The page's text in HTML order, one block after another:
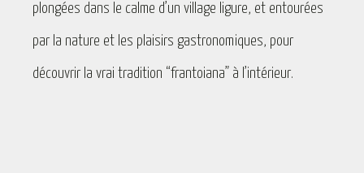
plongées dans le calme d’un village ligure, et entourées
par la nature et les plaisirs gastronomiques, pour
découvrir la vrai tradition “frantoiana” à l’intérieur.